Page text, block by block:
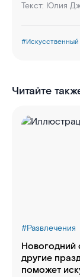
Текст: Юлия
#
Читайте
#Развлечения
Новогодний
другие
поможет